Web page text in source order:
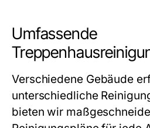
Umfassende
Verschiedene Gebäude
unterschiedliche
bieten wir